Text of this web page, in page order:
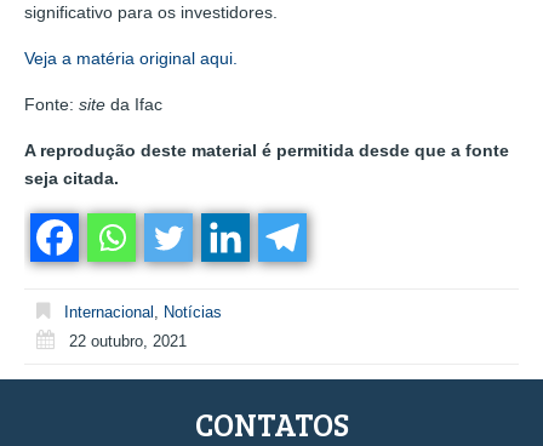
significativo para os investidores.
Veja a matéria original aqui.
Fonte: site da Ifac
A reprodução deste material é permitida desde que a fonte
seja citada.
Internacional
Notícias
22 outubro, 2021
CONTATOS